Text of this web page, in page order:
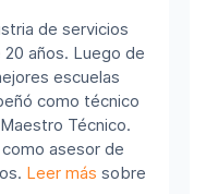
de servicios
años. Luego de
escuelas
como técnico
Técnico.
asesor de
Leer más sobre